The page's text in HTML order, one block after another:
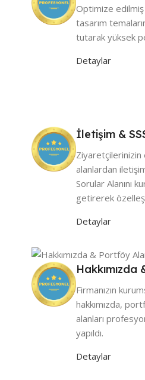
Optimize edilmiş
tasarım
tutarak yüksek
Detaylar
İletişim &
Ziyaretçilerinizin
alanlardan
Sorular Alanını
getirerek
Detaylar
Firmanızın
hakkımızda,
alanları
yapıldı.
Detaylar